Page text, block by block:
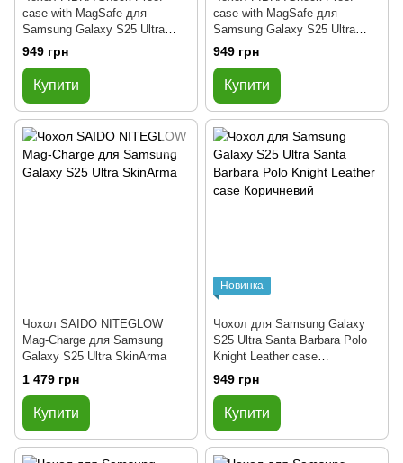
case with MagSafe для
Samsung Galaxy S25 Ultra
Blue
949 грн
Купити
case with MagSafe для
Samsung Galaxy S25 Ultra
Deserted
949 грн
Купити
Чoхол SAIDO NITEGLOW
Mag-Charge для Samsung
Galaxy S25 Ultra SkinArma
1 479 грн
Купити
Новинка
Чохол для Samsung Galaxy
S25 Ultra Santa Barbara Polo
Knight Leather case
Коричневий
949 грн
Купити